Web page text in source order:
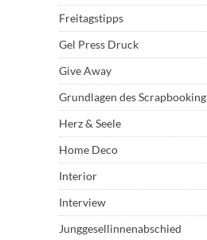
Freitagstipps
Gel Press Druck
Give Away
Grundlagen des Scrapbooking
Herz & Seele
Home Deco
Interior
Interview
Junggesellinnenabschied